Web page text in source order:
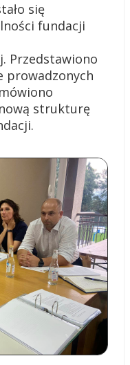
się
fundacji
Przedstawiono
prowadzonych
strukturę